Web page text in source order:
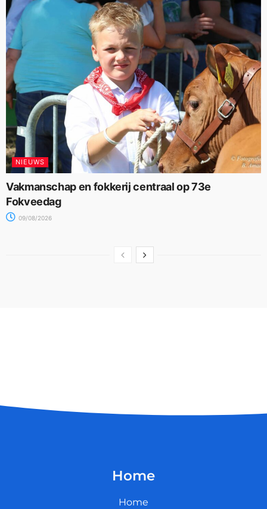
NIEUWS
Vakmanschap en fokkerij centraal op 73e
Fokveedag
09/08/2026
Home
Home